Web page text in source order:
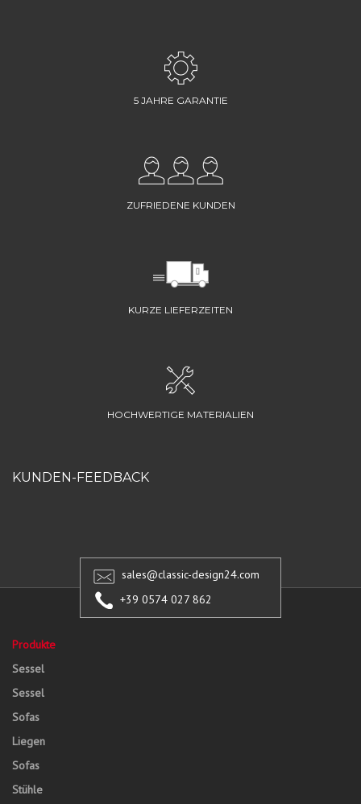
5 JAHRE GARANTIE
ZUFRIEDENE KUNDEN
KURZE LIEFERZEITEN
HOCHWERTIGE MATERIALIEN
KUNDEN-FEEDBACK
sales@classic-design24.com
+39 0574 027 862
Produkte
Sessel
Sessel
Sofas
Liegen
Sofas
Stühle